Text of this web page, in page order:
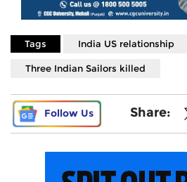
Tags India US relationship
Three Indian Sailors killed
Follow Us Share: